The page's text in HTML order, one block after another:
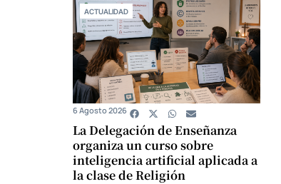
ACTUALIDAD
La Delegación de Enseñanza
organiza un curso sobre
inteligencia artificial aplicada a
la clase de Religión
6 Agosto 2026